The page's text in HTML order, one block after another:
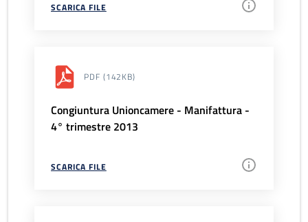
SCARICA FILE
PDF (142KB)
Congiuntura Unioncamere - Manifattura -
4° trimestre 2013
SCARICA FILE